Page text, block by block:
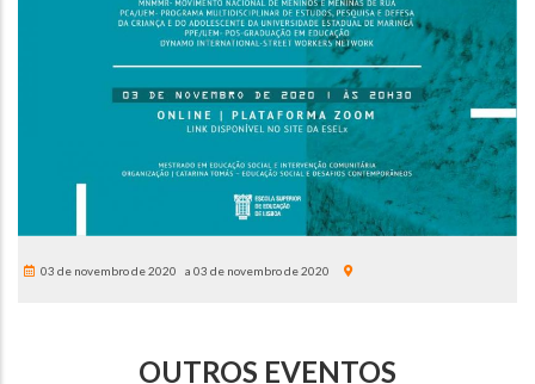
03 de novembro de 2020 03 de novembro de 2020
OUTROS EVENTOS